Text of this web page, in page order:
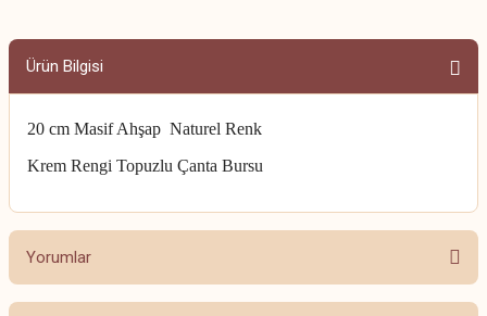
Ürün Bilgisi
20 cm Masif Ahşap Naturel Renk
Krem Rengi Topuzlu Çanta Bursu
Yorumlar